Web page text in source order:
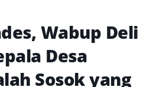
Wabup Deli
Desa
Sosok yang